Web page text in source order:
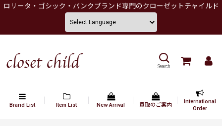
ロリータ・ゴシック・パンクブランド専門のクローゼットチャイルド
Search
Brand List Item List New Arrival 買取のご案内
International
Order